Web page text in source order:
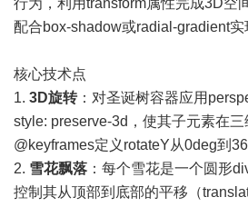
行为，利用transform属性完成3D空
配合box-shadow或radial-gradient实
核心技术点
1. 3D旋转：对圣诞树容器应用
style: preserve-3d，使其子元素在
@keyframes定义rotateY从0deg到
2. 雪花飘落 ：每个雪花是一个圆形
控制其从顶部到底部的平移（